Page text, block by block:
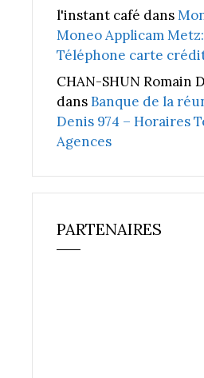
l'instant café dans
Moneo Applicam
Téléphone carte
CHAN-SHUN Romain
dansBanque de la
Denis 974 – Horaires
Agences
PARTENAIRES